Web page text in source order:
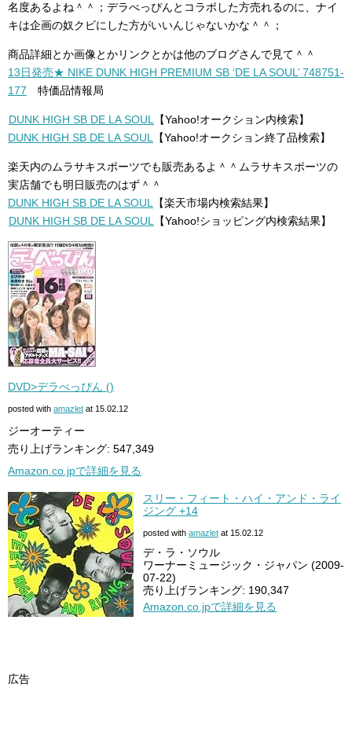
名度あるよね＾＾；デラべっぴんとコラボした方売れるのに、ナイ
キは企画の奴クビにした方がいいんじゃないかな＾＾；
商品詳細とか画像とかリンクとかは他のブログさんで見て＾＾
13日発売★ NIKE DUNK HIGH PREMIUM SB ‘DE LA SOUL’ 748751-
177 特価品情報局
DUNK HIGH SB DE LA SOUL
【Yahoo!オークション内検索】
DUNK HIGH SB DE LA SOUL
【Yahoo!オークション終了品検索】
楽天内のムラサキスポーツでも販売あるよ＾＾ムラサキスポーツの
実店舗でも明日販売のはず＾＾
DUNK HIGH SB DE LA SOUL
【楽天市場内検索結果】
DUNK HIGH SB DE LA SOUL
【Yahoo!ショッピング内検索結果】
DVD>デラべっぴん ()
posted with amazlet at 15.02.12
ジーオーティー
売り上げランキング: 547,349
Amazon.co.jpで詳細を見る
スリー・フィート・ハイ・アンド・ライ
ジング +14
posted with amazlet at 15.02.12
デ・ラ・ソウル
ワーナーミュージック・ジャパン (2009-
07-22)
売り上げランキング: 190,347
Amazon.co.jpで詳細を見る
広告